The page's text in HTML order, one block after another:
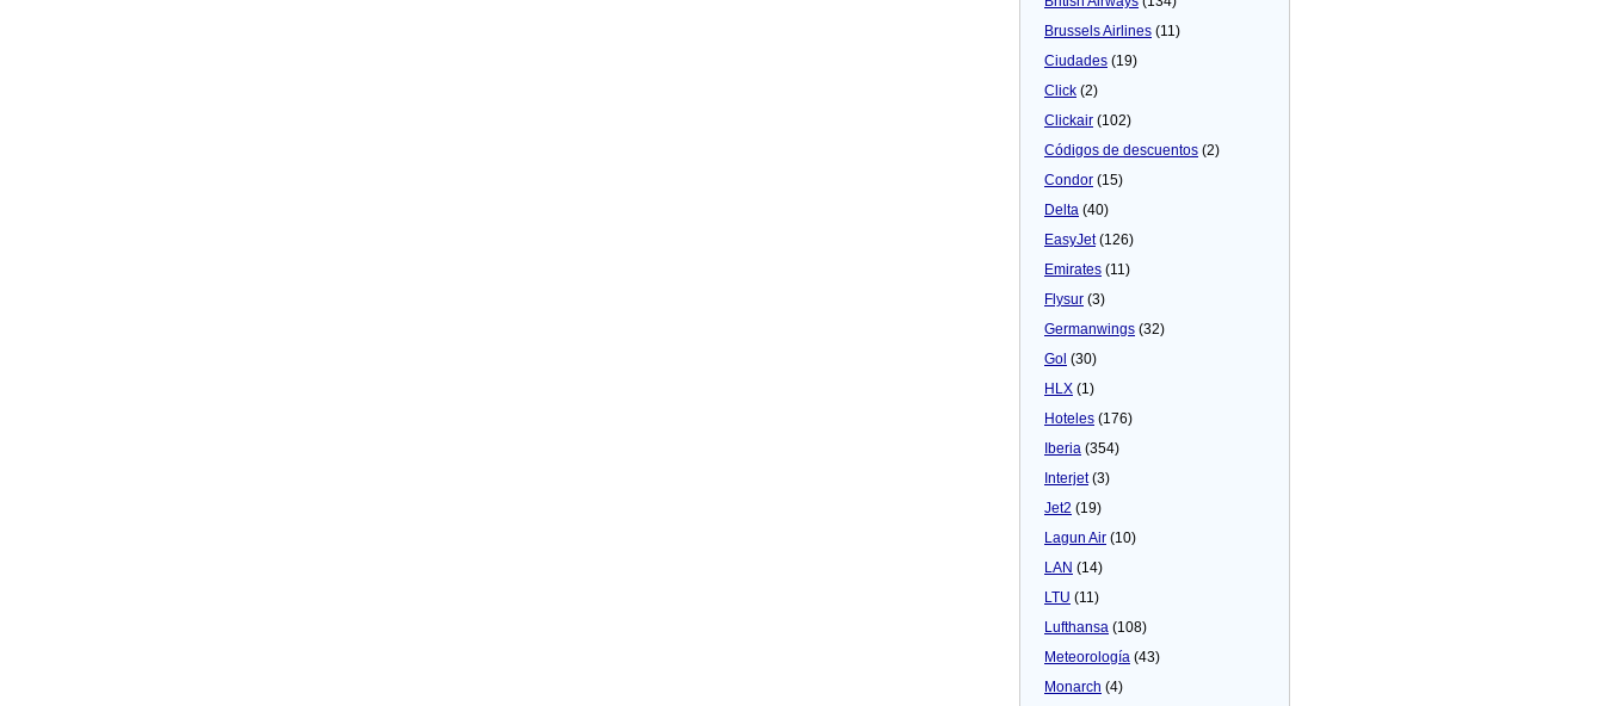
Brussels Airlines (11)
Ciudades (19)
Click (2)
Clickair (102)
Códigos de descuentos (2)
Condor (15)
Delta (40)
EasyJet(126)
Emirates (11)
Flysur (3)
Germanwings (32)
Gol (30)
HLX (1)
Hoteles (176)
Iberia (354)
Interjet(3)
Jet2 (19)
Lagun Air (10)
LAN (14)
LTU (11)
Lufthansa (108)
Meteorologí­a (43)
Monarch (4)